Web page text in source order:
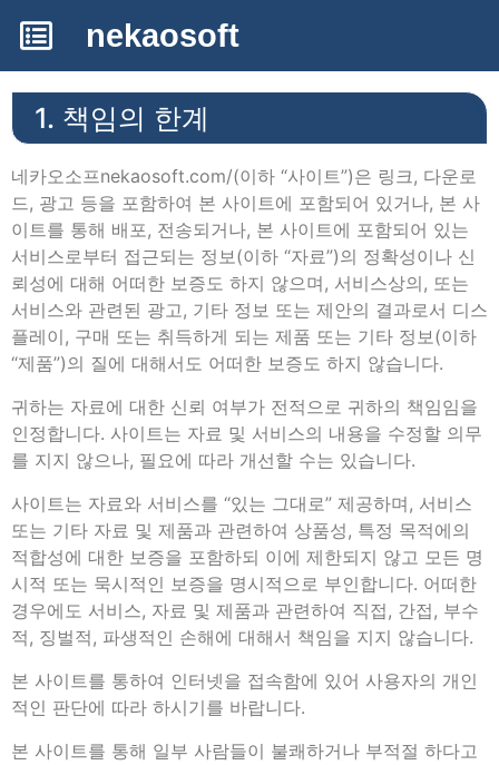
nekaosoft
1. 책임의 한계
네카오소프nekaosoft.com/(이하 “사이트”)은 링크, 다운로
드, 광고 등을 포함하여 본 사이트에 포함되어 있거나, 본 사
이트를 통해 배포, 전송되거나, 본 사이트에 포함되어 있는
서비스로부터 접근되는 정보(이하 “자료”)의 정확성이나 신
뢰성에 대해 어떠한 보증도 하지 않으며, 서비스상의, 또는
서비스와 관련된 광고, 기타 정보 또는 제안의 결과로서 디스
플레이, 구매 또는 취득하게 되는 제품 또는 기타 정보(이하
“제품”)의 질에 대해서도 어떠한 보증도 하지 않습니다.
귀하는 자료에 대한 신뢰 여부가 전적으로 귀하의 책임임을
인정합니다. 사이트는 자료 및 서비스의 내용을 수정할 의무
를 지지 않으나, 필요에 따라 개선할 수는 있습니다.
사이트는 자료와 서비스를 “있는 그대로” 제공하며, 서비스
또는 기타 자료 및 제품과 관련하여 상품성, 특정 목적에의
적합성에 대한 보증을 포함하되 이에 제한되지 않고 모든 명
시적 또는 묵시적인 보증을 명시적으로 부인합니다. 어떠한
경우에도 서비스, 자료 및 제품과 관련하여 직접, 간접, 부수
적, 징벌적, 파생적인 손해에 대해서 책임을 지지 않습니다.
본 사이트를 통하여 인터넷을 접속함에 있어 사용자의 개인
적인 판단에 따라 하시기를 바랍니다.
본 사이트를 통해 일부 사람들이 불쾌하거나 부적절 하다고